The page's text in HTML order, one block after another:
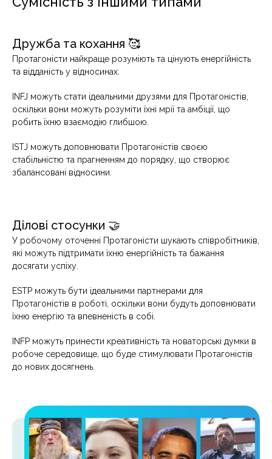
Дружба та кохання 🥰
Протагоністи найкраще розуміють та цінують енергійність
та відданість у відносинах.
INFJ можуть стати ідеальними друзями для Протагоністів,
оскільки вони можуть розуміти їхні мрії та амбіції, що
робить їхню взаємодію глибшою.
ISTJ можуть доповнювати Протагоністів своєю
стабільністю та прагненням до порядку, що створює
збалансовані відносини.
Ділові стосунки 🤝
У робочому оточенні Протагоністи шукають співробітників,
які можуть підтримати їхню енергійність та бажання
досягати успіху.
ESTP можуть бути ідеальними партнерами для
Протагоністів в роботі, оскільки вони будуть доповнювати
їхню енергію та впевненість в собі.
INFP можуть принести креативність та новаторські думки в
робоче середовище, що буде стимулювати Протагоністів
до нових досягнень.